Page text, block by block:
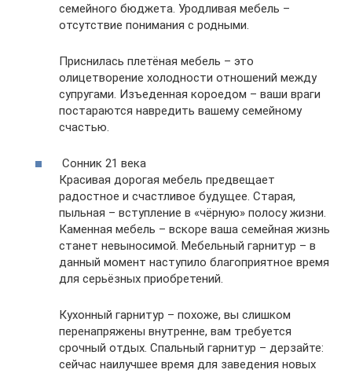
семейного бюджета. Уродливая мебель –
отсутствие понимания с родными.
Приснилась плетёная мебель – это
олицетворение холодности отношений между
супругами. Изъеденная короедом – ваши враги
постараются навредить вашему семейному
счастью.
Сонник 21 века
Красивая дорогая мебель предвещает
радостное и счастливое будущее. Старая,
пыльная – вступление в «чёрную» полосу жизни.
Каменная мебель – вскоре ваша семейная жизнь
станет невыносимой. Мебельный гарнитур – в
данный момент наступило благоприятное время
для серьёзных приобретений.
Кухонный гарнитур – похоже, вы слишком
перенапряжены внутренне, вам требуется
срочный отдых. Спальный гарнитур – дерзайте:
сейчас наилучшее время для заведения новых